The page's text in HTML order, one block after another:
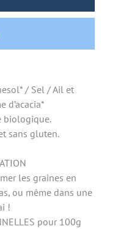
/ Sel / Ail et
d’acacia*
biologique.
sans gluten.
les graines en
ou même dans une
!
pour 100g